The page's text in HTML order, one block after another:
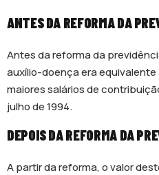
ANTES DA REFORMA DA
Antes da reforma da
auxílio-doença era equivalente
maiores salários de
julho de 1994.
DEPOIS DA REFORMA DA
A partir da reforma, o valor